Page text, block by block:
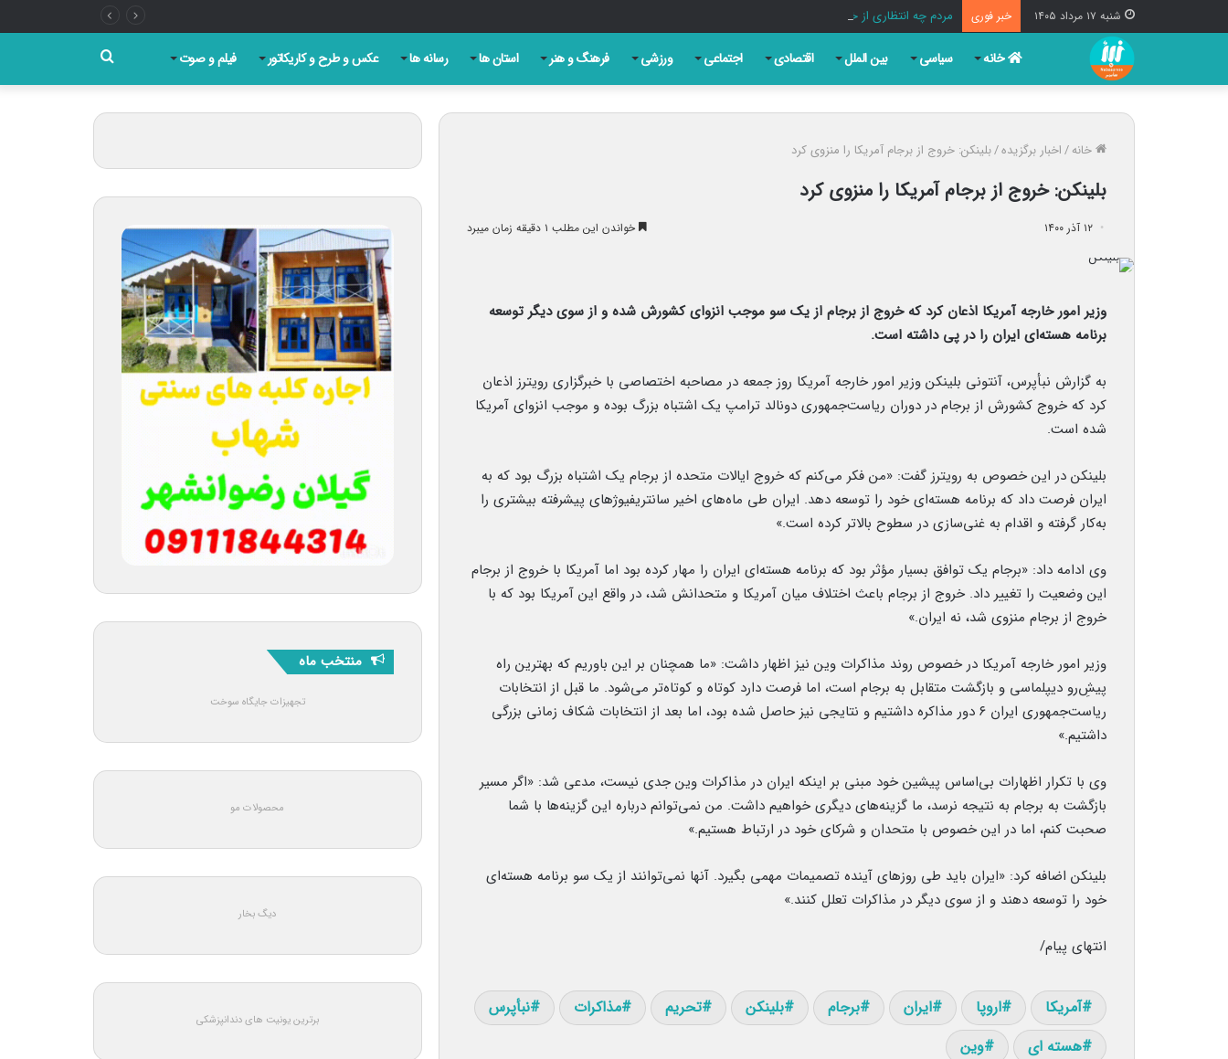
شنبه ۱۷ مرداد ۱۴۰۵ خبر فوری مردم چه انتظاری از خبرنگاران دارند؟ بررسی کامل نقش اعتماد، شفافیت، دقت و مسئولیت‌پذیری در روزنامه‌نگاری امروز
خانه سیاسی بین الملل اقتصادی اجتماعی ورزشی فرهنگ و هنر استان ها رسانه ها عکس و طرح و کاریکاتور فیلم و صوت
برای
خانه/اخبار برگزیده/بلینکن: خروج از برجام آمریکا را منزوی کرد
بلینکن: خروج از برجام آمریکا را منزوی کرد
۱۲ آذر ۱۴۰۰ خواندن این مطلب ۱ دقیقه زمان میبرد
وزیر امور خارجه آمریکا اذعان کرد که خروج از برجام از یک سو موجب انزوای کشورش شده و از سوی دیگر توسعه
برنامه هسته‌ای ایران را در پی داشته است.
به گزارش نبأپرس، آنتونی بلینکن وزیر امور خارجه آمریکا روز جمعه در مصاحبه اختصاصی با خبرگزاری رویترز اذعان
کرد که خروج کشورش از برجام در دوران ریاست‌جمهوری دونالد ترامپ یک اشتباه بزرگ بوده و موجب انزوای آمریکا
شده است.
بلینکن در این خصوص به رویترز گفت: «من فکر می‌کنم که خروج ایالات متحده از برجام یک اشتباه بزرگ بود که به
ایران فرصت داد که برنامه هسته‌ای خود را توسعه دهد. ایران طی‌ ماه‌های اخیر سانتریفیوژهای پیشرفته بیشتری را
به‌کار گرفته و اقدام به غنی‌سازی در سطوح بالاتر کرده است.»
وی ادامه داد: «برجام یک توافق بسیار مؤثر بود که برنامه هسته‌ای ایران را مهار کرده بود اما آمریکا با خروج از برجام
این وضعیت را تغییر داد. خروج از برجام باعث اختلاف میان آمریکا و متحدانش شد، در واقع این آمریکا بود که با
خروج از برجام منزوی شد، نه ایران.»
وزیر امور خارجه آمریکا در خصوص روند مذاکرات وین نیز اظهار داشت: «ما همچنان بر این باوریم که بهترین راه
پیشِ‌رو دیپلماسی و بازگشت متقابل به برجام است، اما فرصت دارد کوتاه و کوتاه‌تر می‌شود. ما قبل از انتخابات
ریاست‌جمهوری ایران ۶ دور مذاکره داشتیم و نتایجی نیز حاصل شده بود، اما بعد از انتخابات شکاف زمانی بزرگی
داشتیم.»
وی با تکرار اظهارات بی‌اساس پیشین خود مبنی بر اینکه ایران در مذاکرات وین جدی نیست، مدعی شد: «اگر مسیر
بازگشت به برجام به نتیجه نرسد، ما گزینه‌های دیگری خواهیم داشت. من نمی‌توانم درباره این گزینه‌ها با شما
صحبت کنم، اما در این خصوص با متحدان و شرکای خود در ارتباط هستیم.»
بلینکن اضافه کرد: «ایران باید طی روزهای آینده تصمیمات مهمی بگیرد. آنها نمی‌توانند از یک سو برنامه هسته‌ای
خود را توسعه دهند و از سوی دیگر در مذاکرات تعلل کنند.»
انتهای پیام/
آمریکا اروپا ایران برجام بلینکن تحریم مذاکرات
نبأپرس
هسته ای
وین
منتخب ماه
تجهیزات جایگاه سوخت
محصولات مو
دیگ بخار
برترین یونیت های دندانپزشکی